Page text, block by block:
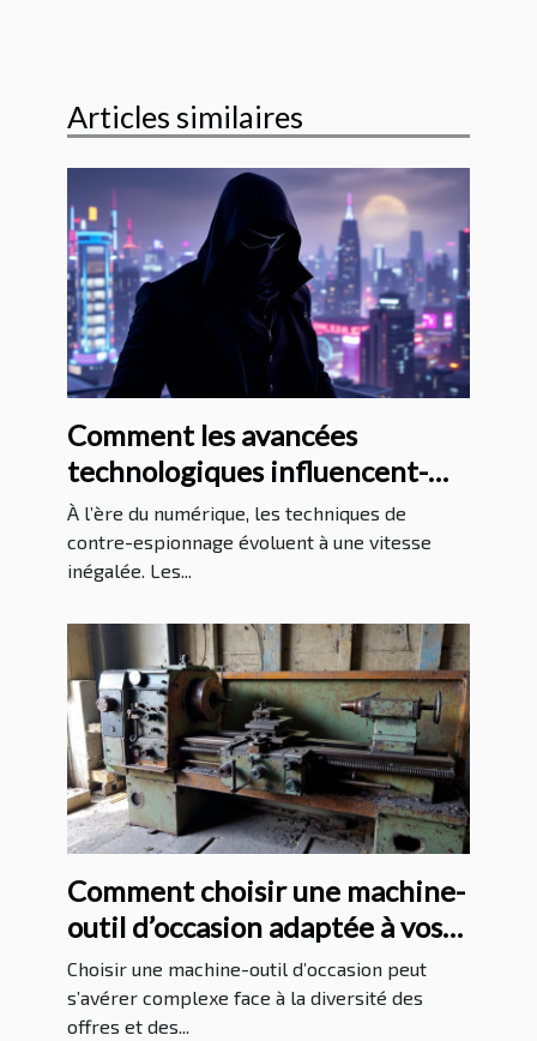
Articles similaires
Comment les avancées
technologiques influencent-
elles les méthodes de contre-
espionnage ?
À l’ère du numérique, les techniques de
contre-espionnage évoluent à une vitesse
inégalée. Les...
Comment choisir une machine-
outil d’occasion adaptée à vos
besoins ?
Choisir une machine-outil d’occasion peut
s’avérer complexe face à la diversité des
offres et des...